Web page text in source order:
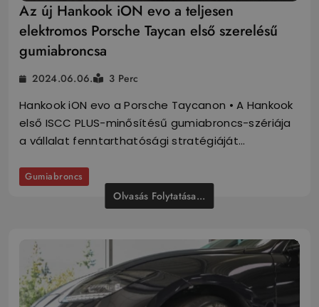
Az új Hankook iON evo a teljesen
elektromos Porsche Taycan első szerelésű
gumiabroncsa
2024.06.06. 3 Perc
Hankook iON evo a Porsche Taycanon • A Hankook
első ISCC PLUS-minősítésű gumiabroncs-szériája
a vállalat fenntarthatósági stratégiáját…
Gumiabroncs
Olvasás Folytatása...